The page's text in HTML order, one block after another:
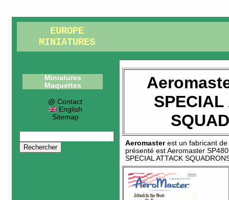
EUROPE
MINIATURES
Miniatures
Maquettes
@ Contact
English
Sitemap
SPECIAL
Aeromasterest un fabricant
présenté estAeromaster
SPECIAL ATTACK